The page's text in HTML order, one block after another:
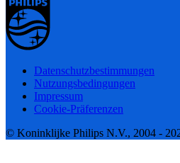
Datenschutzbestimmungen
Nutzungsbedingungen
Impressum
Cookie-Präferenzen
© Koninklijke Philips N.V., 2004 -